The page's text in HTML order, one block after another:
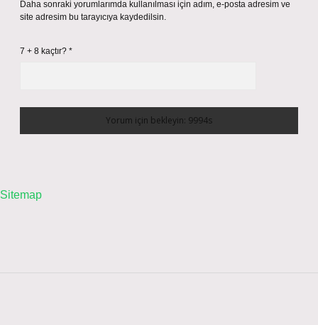
Daha sonraki yorumlarımda kullanılması için adım, e-posta adresim ve
site adresim bu tarayıcıya kaydedilsin.
7 + 8 kaçtır? *
Sitemap